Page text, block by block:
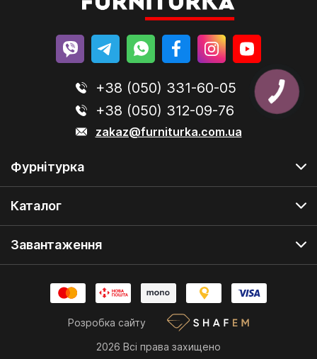
+38 (050) 331-60-05
+38 (050) 312-09-76
zakaz@furniturka.com.ua
Фурнітурка
Каталог
Завантаження
2026 Всі права захищено
Розробка сайту